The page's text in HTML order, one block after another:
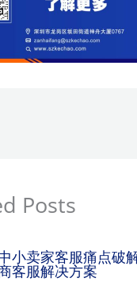
Posts
小卖家客服痛点破
客服解决方案